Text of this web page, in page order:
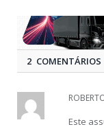
2 COMENTÁRIOS
Este